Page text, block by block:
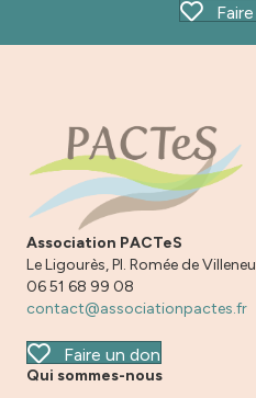
Association PACTeS
Le Ligourès, Pl. Romée de
06 51 68 99 08
contact@associationpactes.fr
Faire un don
Qui sommes-nous